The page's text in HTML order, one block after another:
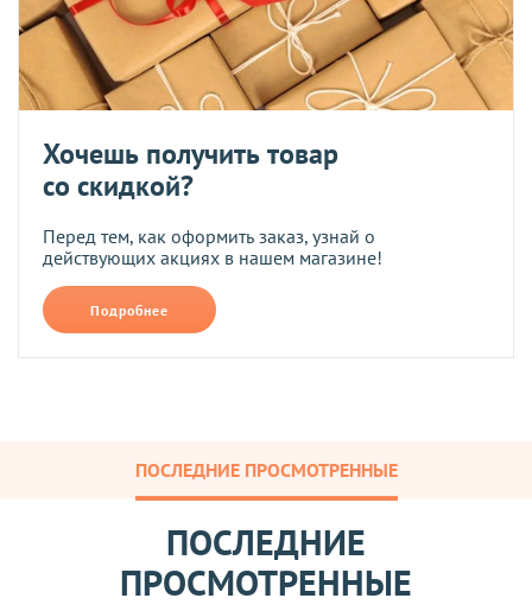
Хочешь получить товар
со скидкой?
Перед тем, как оформить заказ, узнай о
действующих акциях в нашем магазине!
Подробнее
ПОСЛЕДНИЕ ПРОСМОТРЕННЫЕ
ПОСЛЕДНИЕ
ПРОСМОТРЕННЫЕ